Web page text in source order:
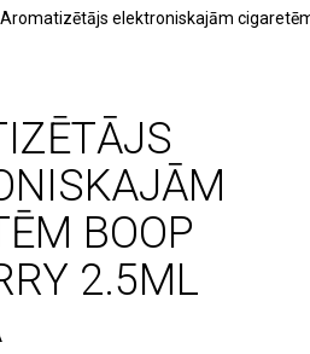
Aromatizētājs elektroniskajām
BOOP
2.5ML